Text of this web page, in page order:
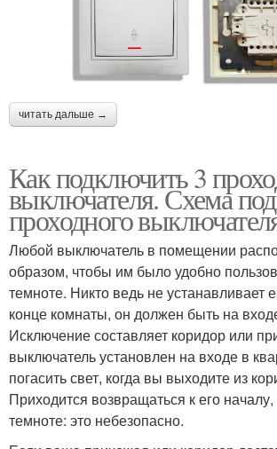
читать дальше →
Как подключить 3
выключателя. Схема
проходного
Любой выключатель в помещении
образом, чтобы им было удобно
темноте. Никто ведь не устанавливает
конце комнаты, он должен быть на
Исключение составляет коридор или
выключатель установлен на входе в
погасить свет, когда вы выходите из
Приходится возвращаться к его
темноте: это небезопасно.